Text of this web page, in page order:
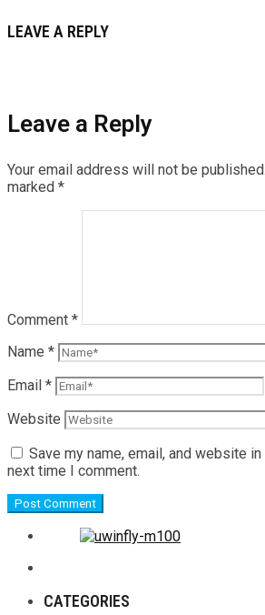
LEAVE A REPLY
Leave a Reply
Your email address will not be published.
marked *
Comment *
Name *
Email *
Website
Save my name, email, and website
next time I comment.
CATEGORIES